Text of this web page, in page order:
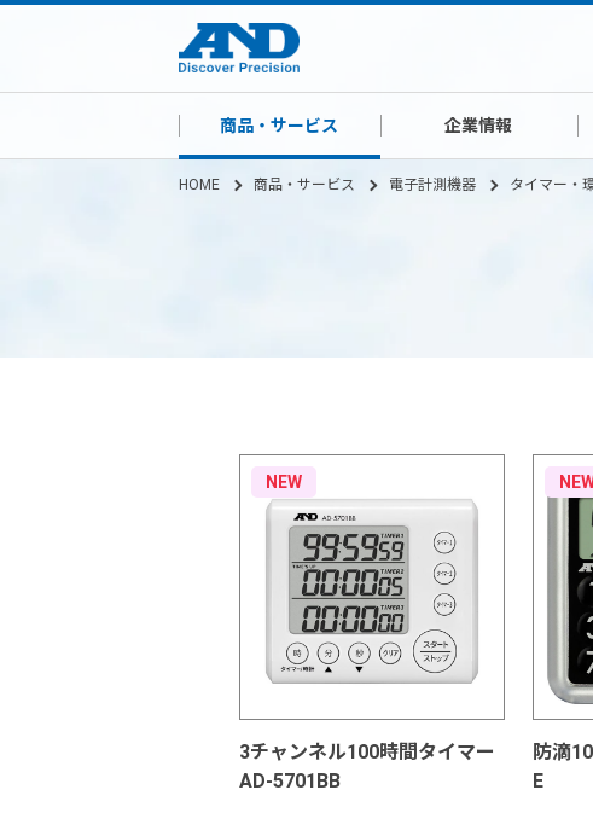
商品・サービス 企業情報
HOME 商品・サービス 電子計測機器 タイマー・
NEW
3チャンネル100時間タイマー
AD-5701BB
防滴
E